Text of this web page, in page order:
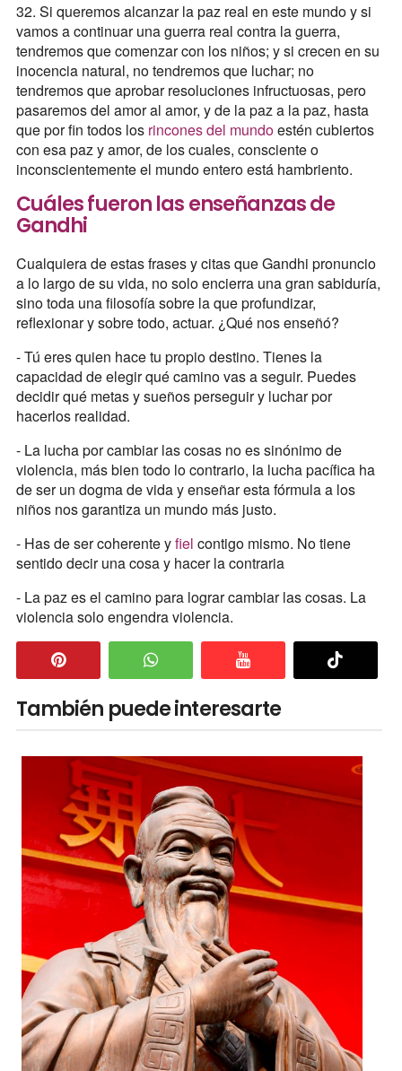
32. Si queremos alcanzar la paz real en este mundo y si
vamos a continuar una guerra real contra la guerra,
tendremos que comenzar con los niños; y si crecen en su
inocencia natural, no tendremos que luchar; no
tendremos que aprobar resoluciones infructuosas, pero
pasaremos del amor al amor, y de la paz a la paz, hasta
que por fin todos los rincones del mundoestén cubiertos
con esa paz y amor, de los cuales, consciente o
inconscientemente el mundo entero está hambriento.
Cuáles fueron las enseñanzas de
Gandhi
Cualquiera de estas frases y citas que Gandhi pronuncio
a lo largo de su vida, no solo encierra una gran sabiduría,
sino toda una filosofía sobre la que profundizar,
reflexionar y sobre todo, actuar. ¿Qué nos enseñó?
- Tú eres quien hace tu propio destino. Tienes la
capacidad de elegir qué camino vas a seguir. Puedes
decidir qué metas y sueños perseguir y luchar por
hacerlos realidad.
- La lucha por cambiar las cosas no es sinónimo de
violencia, más bien todo lo contrario, la lucha pacífica ha
de ser un dogma de vida y enseñar esta fórmula a los
niños nos garantiza un mundo más justo.
- Has de ser coherente yfiel contigo mismo. No tiene
sentido decir una cosa y hacer la contraria
- La paz es el camino para lograr cambiar las cosas. La
violencia solo engendra violencia.
También puede interesarte